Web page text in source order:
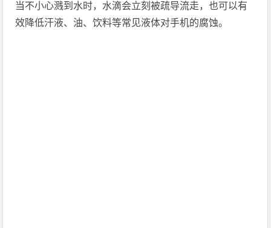
当不小心溅到水时，水滴会立刻被疏导流走，也可以有
效降低汗液、油、饮料等常见液体对手机的腐蚀。